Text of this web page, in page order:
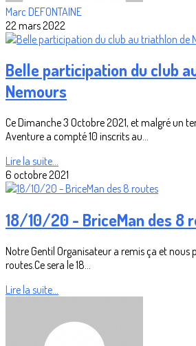
Marc DEFONTAINE
22 mars 2022
Belle participation du club
Nemours
Ce Dimanche 3 Octobre 2021, et malgré un
Aventure a compté 10 inscrits au...
Lire la suite...
6 octobre 2021
18/10/20 - BriceMan des 8
Notre Gentil Organisateur a remis ça et nous
routes.Ce sera le 18...
Lire la suite...